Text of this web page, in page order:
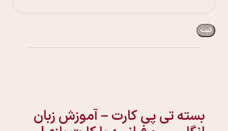
بسته تی پی کارت – آموزش زبان